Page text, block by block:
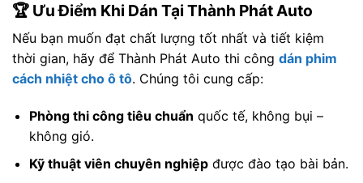
🏆 Ưu Điểm Khi Dán Tại Thành Phát Auto
Nếu bạn muốn đạt chất lượng tốt nhất và tiết kiệm
thời gian, hãy để Thành Phát Auto thi công dán phim
cách nhiệt cho ô tô. Chúng tôi cung cấp:
Phòng thi công tiêu chuẩn quốc tế, không bụi –
không gió.
Kỹ thuật viên chuyên nghiệpđược đào tạo bài bản.